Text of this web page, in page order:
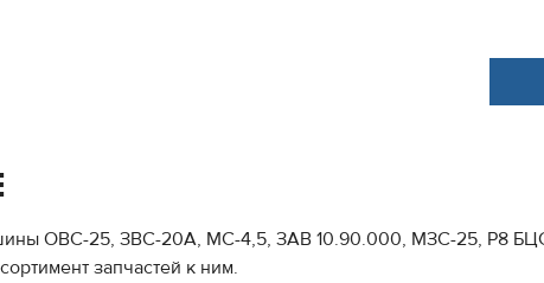
ОВС-25, ЗВС-20А, МС-4,5, ЗАВ 10.90.000, МЗС-25, Р8
запчастей к ним.